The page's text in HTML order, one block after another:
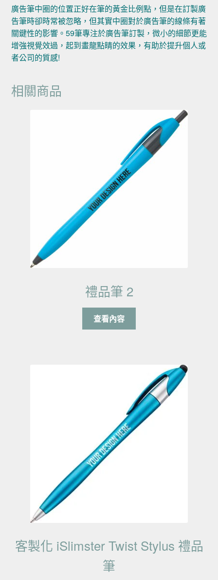
廣告筆中圈的位置正好在筆的黃金比例點，但是在訂製廣
告筆時卻時常被忽略，但其實中圈對於廣告筆的線條有著
關鍵性的影響。59筆專注於廣告筆訂製，微小的細節更能
增強視覺效過，起到畫龍點睛的效果，有助於提升個人或
者公司的質感!
相關商品
禮品筆 2
查看內容
客製化 iSlimster Twist Stylus 禮品
筆